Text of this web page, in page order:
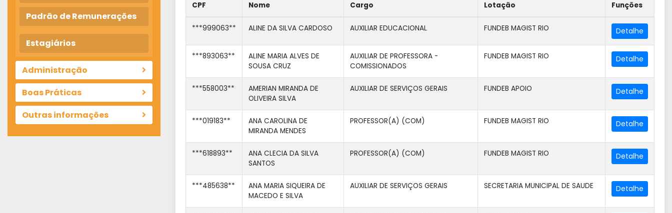
Padrão de Remunerações
Estagiários
Administração
Boas Práticas
Outras informações
CPF Nome Cargo Lotação Funções
***999063** ALINE DA SILVA CARDOSO AUXILIAR EDUCACIONAL FUNDEB MAGIST RIO
***893063**
ALINE MARIA ALVES DE
SOUSA CRUZ
AUXILIAR DE PROFESSORA -
COMISSIONADOS
FUNDEB MAGIST RIO
***558003**
AMERIAN MIRANDA DE
OLIVEIRA SILVA
AUXILIAR DE SERVIÇOS GERAIS FUNDEB APOIO
***019183**
ANA CAROLINA DE
MIRANDA MENDES
PROFESSOR(A) (COM) FUNDEB MAGIST RIO
***618893**
ANA CLECIA DA SILVA
SANTOS
PROFESSOR(A) (COM) FUNDEB MAGIST RIO
***485638**
ANA MARIA SIQUEIRA DE
MACEDO E SILVA
AUXILIAR DE SERVIÇOS GERAIS SECRETARIA MUNICIPAL DE SAUDE